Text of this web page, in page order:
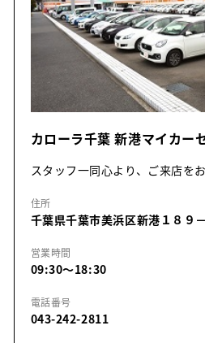
カローラ千葉 新港マイカー
スタッフ一同心より、ご来店を
住所
千葉県千葉市美浜区新港１８９
営業時間
09:30～18:30
電話番号
043-242-2811